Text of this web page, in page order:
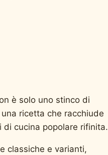
è solo uno stinco di
ricetta che racchiude
cucina popolare rifinita.
classiche e varianti,